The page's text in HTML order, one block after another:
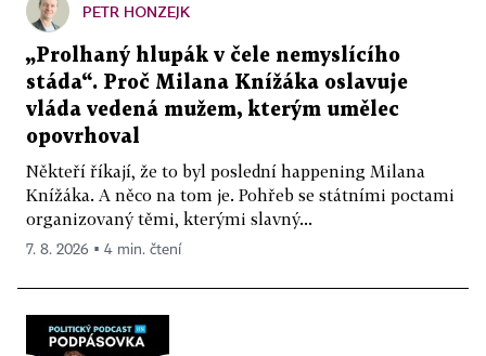
PETR HONZEJK
„Prolhaný hlupák v čele nemyslícího
stáda“. Proč Milana Knížáka oslavuje
vláda vedená mužem, kterým umělec
opovrhoval
Někteří říkají, že to byl poslední happening Milana
Knížáka. A něco na tom je. Pohřeb se státními poctami
organizovaný těmi, kterými slavný...
7. 8. 2026 ▪ 4 min. čtení